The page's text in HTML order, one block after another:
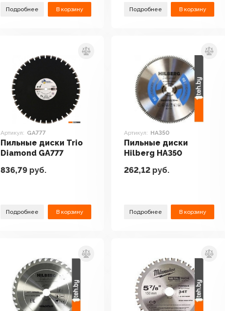
Подробнее В корзину Подробнее В корзину
Артикул: GA777
Пильные диски Trio
Diamond GA777
836,79 руб.
Подробнее В корзину
Артикул: HA350
Пильные диски
Hilberg HA350
262,12руб.
Подробнее В корзину